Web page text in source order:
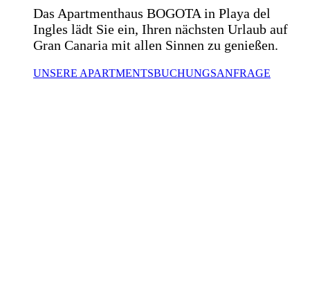
Das Apartmenthaus BOGOTA in Playa del
Ingles lädt Sie ein, Ihren nächsten Urlaub auf
Gran Canaria mit allen Sinnen zu genießen.
UNSERE APARTMENTSBUCHUNGSANFRAGE